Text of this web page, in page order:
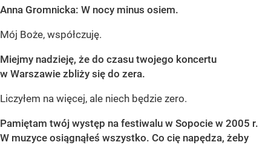
Anna Gromnicka: W nocy minus osiem.
Mój Boże, współczuję.
Miejmy nadzieję, że do czasu twojego koncertu
w Warszawie zbliży się do zera.
Liczyłem na więcej, ale niech będzie zero.
Pamiętam twój występ na festiwalu w Sopocie w 2005 r.
W muzyce osiągnąłeś wszystko. Co cię napędza, żeby